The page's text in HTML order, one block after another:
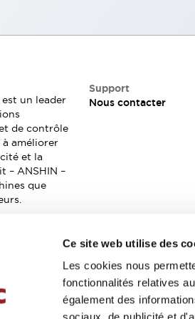
Ce site web utilise des
Les cookies nous
fonctionnalités relatives
également des
Lecteur de codes
interrupteurs
aux normes américaines
et Sécurité
un leader
de contrôle
améliorer
et la
– ANSHIN –
que
Support
Nous contacter
Inscrivez-